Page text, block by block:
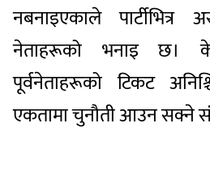
नबनाइएकाले
नेताहरूको भनाइ छ।
पूर्वनेताहरूको टिकट
एकतामा चुनौती आउन सक्ने